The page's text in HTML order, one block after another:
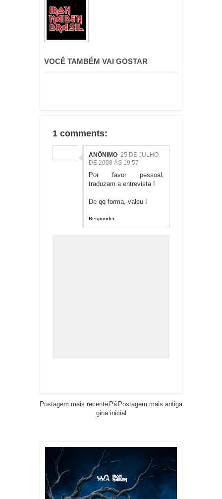
VOCÊ TAMBÉM VAI GOSTAR
1 comments:
ANÔNIMO 25 DE JULHO
DE 2008 ÀS 19:57
Por favor pessoal,
traduzam a entrevista !
De qq forma, valeu !
Responder
Postagem mais recente Postagem mais antiga
Pá
gina inicial